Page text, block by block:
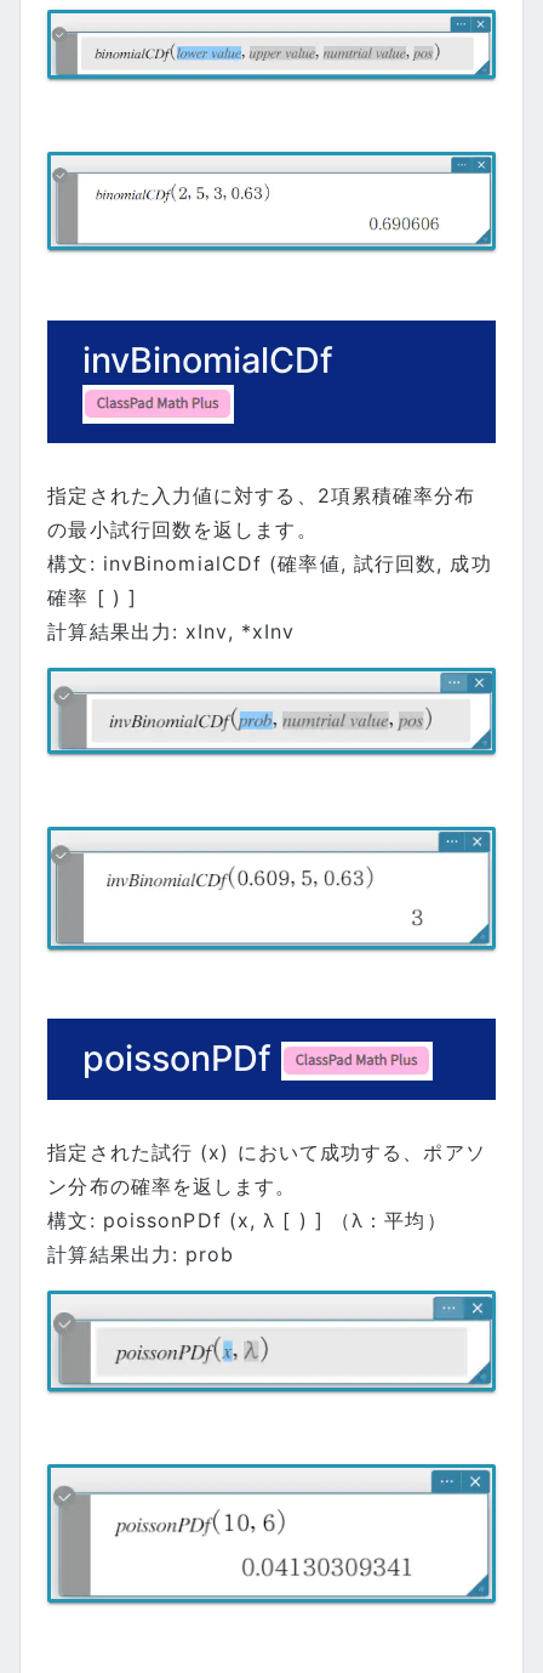
invBinomialCDf
指定された入力値に対する、2項累積確率分布
の最小試行回数を返します。
構文: invBinomialCDf (確率値, 試行回数, 成功
確率 [ ) ]
計算結果出力: xInv, *xInv
poissonPDf
指定された試行 (x) において成功する、ポアソ
ン分布の確率を返します。
構文: poissonPDf (x, λ [ ) ] （λ：平均）
計算結果出力: prob